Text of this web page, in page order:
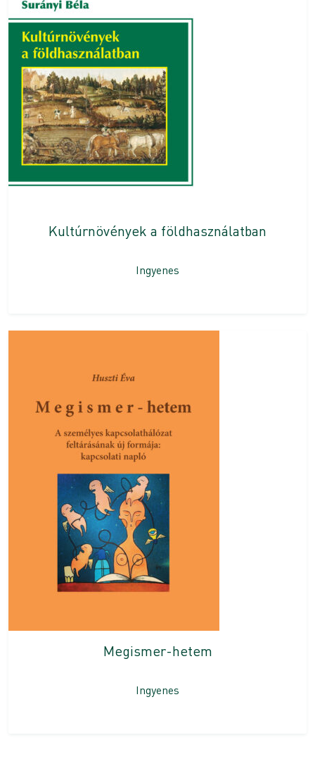
Kultúrnövények a földhasználatban
Ingyenes
Megismer-hetem
Ingyenes